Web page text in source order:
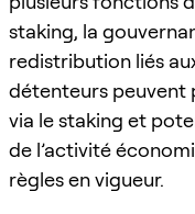
staking, la
redistribution liés
détenteurs peuvent
via le staking et
de l’activité
règles en vigueur.